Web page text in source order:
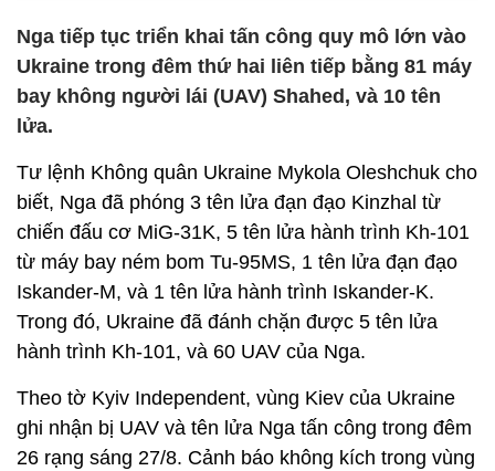
Nga tiếp tục triển khai tấn công quy mô lớn vào
Ukraine trong đêm thứ hai liên tiếp bằng 81 máy
bay không người lái (UAV) Shahed, và 10 tên
lửa.
Tư lệnh Không quân Ukraine Mykola Oleshchuk cho
biết, Nga đã phóng 3 tên lửa đạn đạo Kinzhal từ
chiến đấu cơ MiG-31K, 5 tên lửa hành trình Kh-101
từ máy bay ném bom Tu-95MS, 1 tên lửa đạn đạo
Iskander-M, và 1 tên lửa hành trình Iskander-K.
Trong đó, Ukraine đã đánh chặn được 5 tên lửa
hành trình Kh-101, và 60 UAV của Nga.
Theo tờ Kyiv Independent, vùng Kiev của Ukraine
ghi nhận bị UAV và tên lửa Nga tấn công trong đêm
26 rạng sáng 27/8. Cảnh báo không kích trong vùng